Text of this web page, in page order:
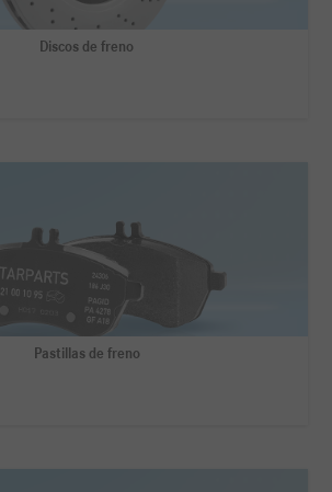
Discos de freno
Pastillas de freno